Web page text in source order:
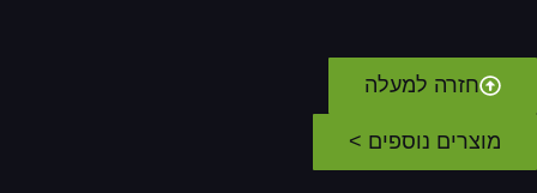
חזרה למעלה
מוצרים נוספים >